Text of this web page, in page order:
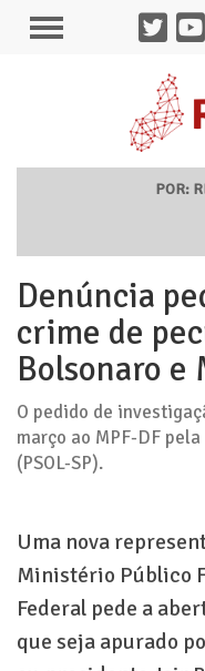
POR:
Denúncia
crime de
Bolsonaro e
O pedido de
março ao MPF-DF
(PSOL-SP).
Uma nova
Ministério Público
Federal pede a
que seja apurado